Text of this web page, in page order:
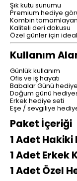
Şık kutu sunumu
Premium hediye
Kombin
Kaliteli deri dokusu
Özel günler için
Kullanım
Günlük kullanım
Ofis ve iş hayatı
Babalar Günü
Doğum günü
Erkek hediye seti
Eşe / sevgiliye
Paket İçeriği
1 Adet Hakiki
1 Adet Erkek
1 Adet Özel